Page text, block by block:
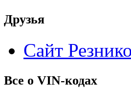
Друзья
Сайт
Все о VIN-кодах